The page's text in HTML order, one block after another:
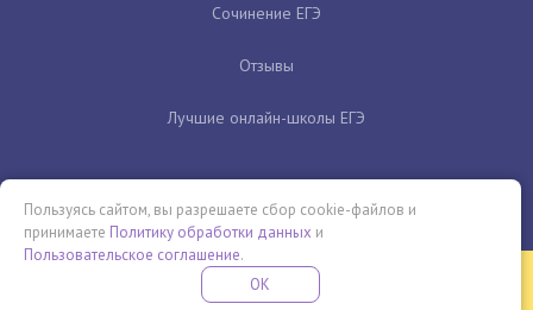
Сочинение ЕГЭ
Отзывы
Лучшие онлайн-школы ЕГЭ
Бесплатная летняя школа
ПРОВЕДИ ЭТО ЛЕТО С ПОЛЬЗОЙ
Пользуясь сайтом, вы разрешаете сбор cookie-файлов и
принимаете Политику обработки данных и
Пользовательское соглашение.
OK